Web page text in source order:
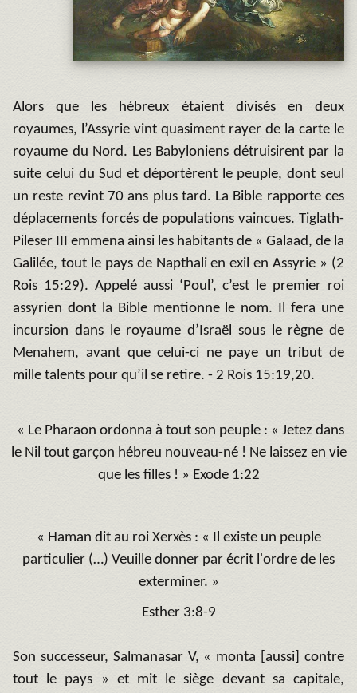
Alors que les hébreux étaient divisés en deux
royaumes, l’Assyrie vint quasiment rayer de la carte le
royaume du Nord. Les Babyloniens détruisirent par la
suite celui du Sud et déportèrent le peuple, dont seul
un reste revint 70 ans plus tard. La Bible rapporte ces
déplacements forcés de populations vaincues. Tiglath-
Pileser III emmena ainsi les habitants de « Galaad, de la
Galilée, tout le pays de Napthali en exil en Assyrie » (2
Rois 15:29). Appelé aussi ‘Poul’, c’est le premier roi
assyrien dont la Bible mentionne le nom. Il fera une
incursion dans le royaume d’Israël sous le règne de
Menahem, avant que celui-ci ne paye un tribut de
mille talents pour qu’il se retire. - 2 Rois 15:19,20.
« Le Pharaon ordonna à tout son peuple : « Jetez dans
le Nil tout garçon hébreu nouveau-né ! Ne laissez en vie
que les filles ! » Exode 1:22
« Haman dit au roi Xerxès : « Il existe un peuple
particulier (…) Veuille donner par écrit l'ordre de les
exterminer. »
Esther 3:8-9
Son successeur, Salmanasar V, « monta [aussi] contre
tout le pays » et mit le siège devant sa capitale,